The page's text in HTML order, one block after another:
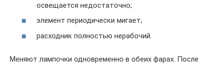
освещается недостаточно;
элемент периодически мигает;
расходник полностью нерабочий.
Меняют лампочки одновременно в обеих фарах. После